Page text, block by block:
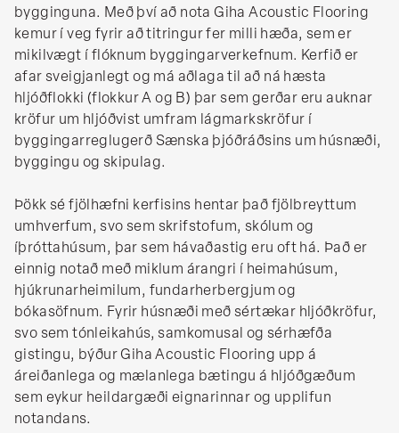
bygginguna. Með því að nota Giha Acoustic Flooring
kemur í veg fyrir að titringur fer milli hæða, sem er
mikilvægt í flóknum byggingarverkefnum. Kerfið er
afar sveigjanlegt og má aðlaga til að ná hæsta
hljóðflokki (flokkur A og B) þar sem gerðar eru auknar
kröfur um hljóðvist umfram lágmarkskröfur í
byggingarreglugerð Sænska þjóðráðsins um húsnæði,
byggingu og skipulag.
Þökk sé fjölhæfni kerfisins hentar það fjölbreyttum
umhverfum, svo sem skrifstofum, skólum og
íþróttahúsum, þar sem hávaðastig eru oft há. Það er
einnig notað með miklum árangri í heimahúsum,
hjúkrunarheimilum, fundarherbergjum og
bókasöfnum. Fyrir húsnæði með sértækar hljóðkröfur,
svo sem tónleikahús, samkomusal og sérhæfða
gistingu, býður Giha Acoustic Flooring upp á
áreiðanlega og mælanlega bætingu á hljóðgæðum
sem eykur heildargæði eignarinnar og upplifun
notandans.